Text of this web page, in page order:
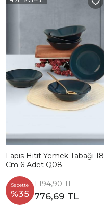
Lapis Hitit Yemek Tabağı 18
Cm 6 Adet Q08
Sepette
%35
1.194,90 TL
776,69 TL